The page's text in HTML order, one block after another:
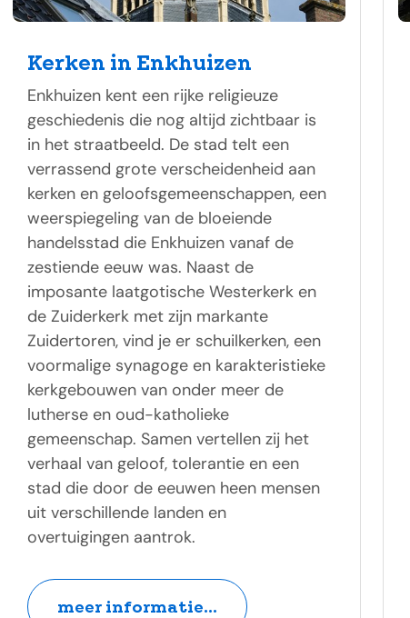
Kerken in Enkhuizen
Enkhuizen kent een rijke religieuze
geschiedenis die nog altijd zichtbaar is
in het straatbeeld. De stad telt een
verrassend grote verscheidenheid aan
kerken en geloofsgemeenschappen, een
weerspiegeling van de bloeiende
handelsstad die Enkhuizen vanaf de
zestiende eeuw was. Naast de
imposante laatgotische Westerkerk en
de Zuiderkerk met zijn markante
Zuidertoren, vind je er schuilkerken, een
voormalige synagoge en karakteristieke
kerkgebouwen van onder meer de
lutherse en oud-katholieke
gemeenschap. Samen vertellen zij het
verhaal van geloof, tolerantie en een
stad die door de eeuwen heen mensen
uit verschillende landen en
overtuigingen aantrok.
meer informatie...